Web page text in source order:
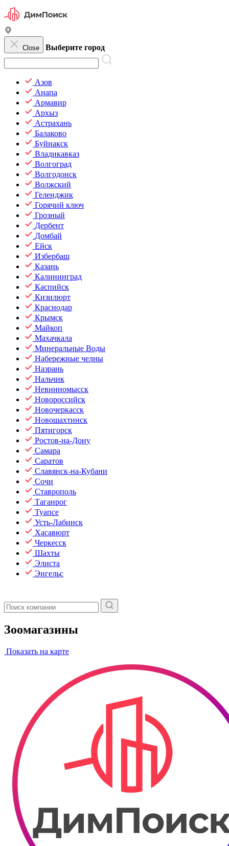
Close Выберите город
Азов
Анапа
Армавир
Архыз
Астрахань
Балаково
Буйнакск
Владикавказ
Волгоград
Волгодонск
Волжский
Геленджик
Горячий ключ
Грозный
Дербент
Домбай
Ейск
Избербаш
Казань
Калининград
Каспийск
Кизилюрт
Краснодар
Крымск
Майкоп
Махачкала
Минеральные Воды
Набережные челны
Назрань
Нальчик
Невинномысск
Новороссийск
Новочеркасск
Новошахтинск
Пятигорск
Ростов-на-Дону
Самара
Саратов
Славянск-на-Кубани
Сочи
Ставрополь
Таганрог
Туапсе
Усть-Лабинск
Хасавюрт
Черкесск
Шахты
Элиста
Энгельс
Зоомагазины
Показать на карте